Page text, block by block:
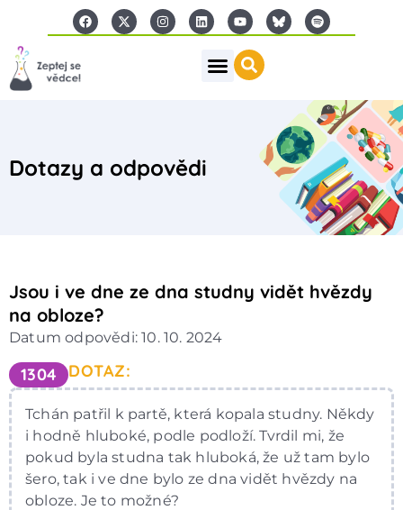
Dotazy a odpovědi
Jsou i ve dne ze dna studny vidět hvězdy
na obloze?
Datum odpovědi: 10. 10. 2024
1304 DOTAZ:
Tchán patřil k partě, která kopala studny. Někdy
i hodně hluboké, podle podloží. Tvrdil mi, že
pokud byla studna tak hluboká, že už tam bylo
šero, tak i ve dne bylo ze dna vidět hvězdy na
obloze. Je to možné?